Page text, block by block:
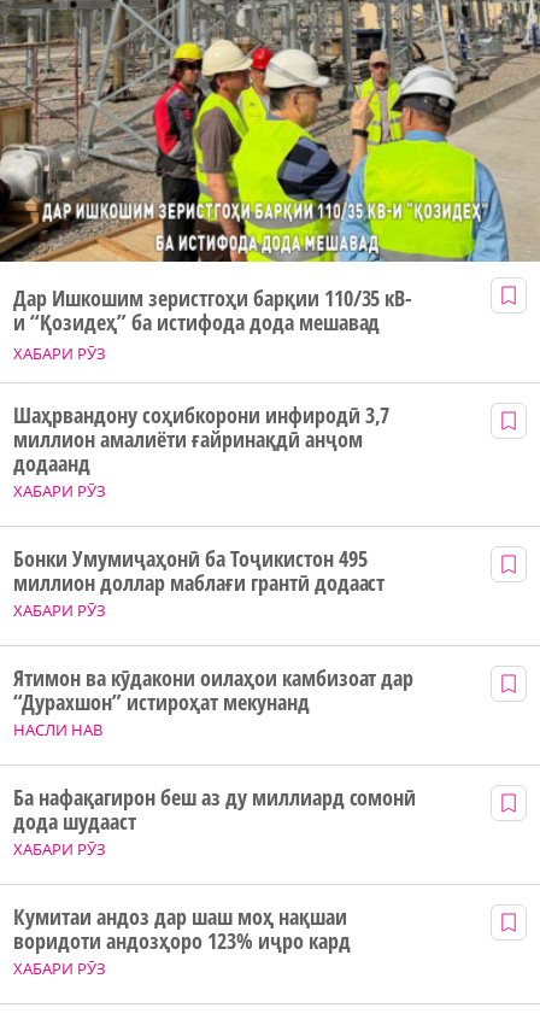
ХАБАРИ РӮЗ
Дар Ишкошим зеристгоҳи барқии 110/35 кВ-
и “Қозидеҳ” ба истифода дода мешавад
ХАБАРИ РӮЗ
Шаҳрвандону соҳибкорони инфиродӣ 3,7
миллион амалиёти ғайринақдӣ анҷом
додаанд
ХАБАРИ РӮЗ
Бонки Умумиҷаҳонӣ ба Тоҷикистон 495
миллион доллар маблағи грантӣ додааст
НАСЛИ НАВ
Ятимон ва кӯдакони оилаҳои камбизоат дар
“Дурахшон” истироҳат мекунанд
ХАБАРИ РӮЗ
Ба нафақагирон беш аз ду миллиард сомонӣ
дода шудааст
ХАБАРИ РӮЗ
Кумитаи андоз дар шаш моҳ нақшаи
воридоти андозҳоро 123% иҷро кард